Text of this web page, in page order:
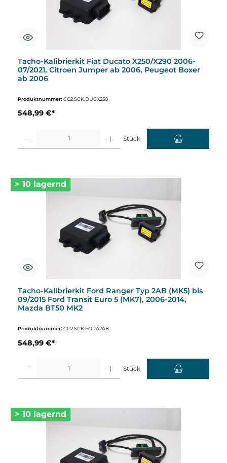
Tacho-Kalibrierkit Fiat Ducato X250/X290 2006-
07/2021, Citroen Jumper ab 2006, Peugeot Boxer
ab 2006
Produktnummer: CG2.SCK.DUCX250
548,99 €*
Stück
> 10 lagernd
Tacho-Kalibrierkit Ford Ranger Typ 2AB (MK5) bis
09/2015 Ford Transit Euro 5 (MK7), 2006-2014,
Mazda BT50 MK2
Produktnummer: CG2.SCK.FORA2AB
548,99 €*
Stück
> 10 lagernd